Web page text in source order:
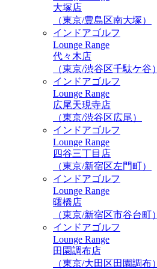
大塚店
（東京/豊島区南大塚）
インドアゴルフ
Lounge Range
代々木店
（東京/渋谷区千駄ケ谷）
インドアゴルフ
Lounge Range
広尾天現寺店
（東京/渋谷区広尾）
インドアゴルフ
Lounge Range
四谷三丁目店
（東京/新宿区左門町）
インドアゴルフ
Lounge Range
曙橋店
（東京/新宿区市谷台町）
インドアゴルフ
Lounge Range
田園調布店
（東京/大田区田園調布）